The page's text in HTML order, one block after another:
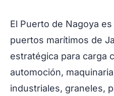
El Puerto de Nagoya
puertos marítimos de
estratégica para carga
automoción,
industriales, graneles,